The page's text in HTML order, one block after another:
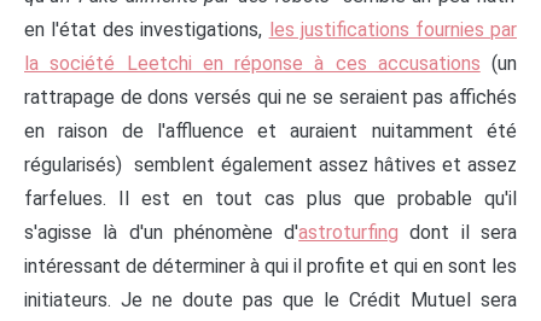
en l'état des investigations, les justifications fournies par
la société Leetchi en réponse à ces accusations (un
rattrapage de dons versés qui ne se seraient pas affichés
en raison de l'affluence et auraient nuitamment été
régularisés) semblent également assez hâtives et assez
farfelues. Il est en tout cas plus que probable qu'il
s'agisse là d'un phénomène d'astroturfing dont il sera
intéressant de déterminer à qui il profite et qui en sont les
initiateurs. Je ne doute pas que le Crédit Mutuel sera